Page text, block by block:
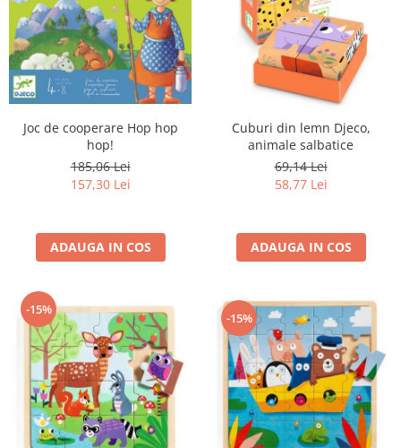
Joc de cooperare Hop hop
hop!
185,06 Lei
157,30 Lei
ADAUGA IN COS
Cuburi din lemn Djeco,
animale salbatice
69,14 Lei
58,77 Lei
ADAUGA IN COS
-15%
-15%